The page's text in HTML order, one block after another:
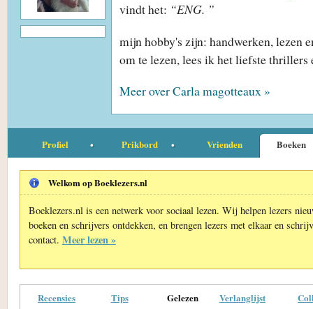
vindt het: “ENG. ”
mijn hobby's zijn: handwerken, lezen
om te lezen, lees ik het liefste
Meer over Carla magotteaux »
Profiel Prikbord Vrienden Boeken
Welkom op Boeklezers.nl
Boeklezers.nl is een netwerk voor sociaal lezen. Wij helpen lezers
boeken en schrijvers ontdekken, en brengen lezers met elkaar en
contact. Meer lezen »
Recensies Tips Gelezen Verlanglijst